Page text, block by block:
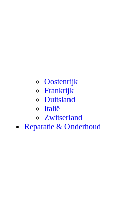
Oostenrijk
Frankrijk
Duitsland
Italië
Zwitserland
Reparatie & Onderhoud